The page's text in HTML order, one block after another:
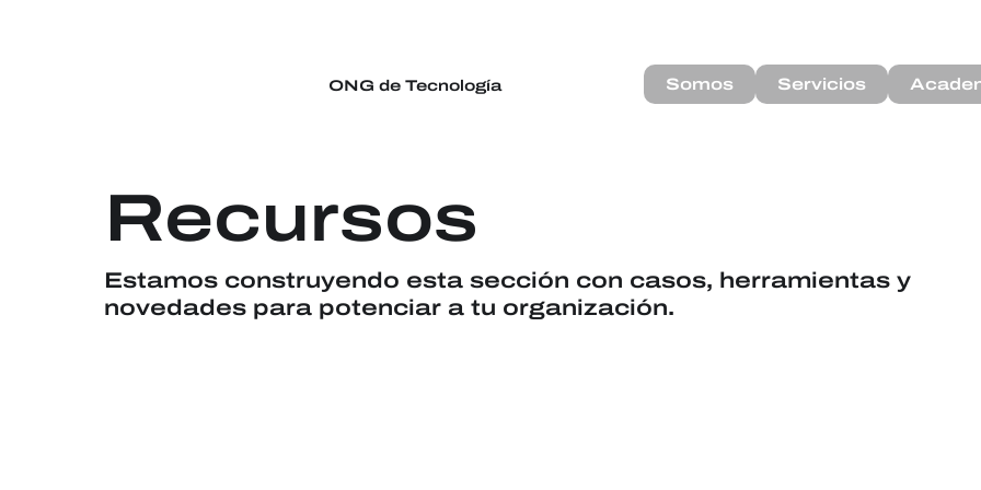
ONG de Tecnología Somos Servicios
Recursos
Estamos construyendo esta sección con casos, herramientas y
novedades para potenciar a tu organización.